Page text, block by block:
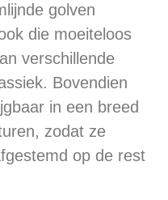
golven
die moeiteloos
verschillende
Bovendien
in een breed
zodat ze
op de rest